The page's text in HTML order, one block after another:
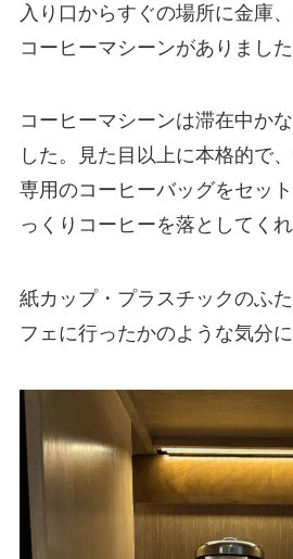
入り口からすぐの場所に金庫
コーヒーマシーンがありました
コーヒーマシーンは滞在中か
した。見た目以上に本格的で
専用のコーヒーバッグをセッ
っくりコーヒーを落としてくれ
紙カップ・プラスチックのふ
フェに行ったかのような気分に